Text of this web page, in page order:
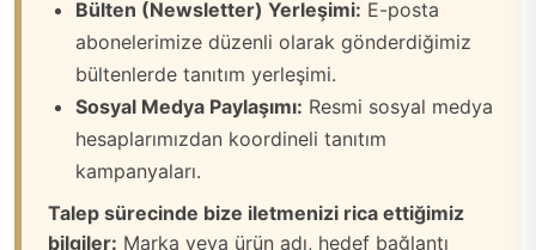
Bülten (Newsletter) Yerleşimi: E-posta
abonelerimize düzenli olarak gönderdiğimiz
bültenlerde tanıtım yerleşimi.
Sosyal Medya Paylaşımı: Resmi sosyal medya
hesaplarımızdan koordineli tanıtım
kampanyaları.
Talep sürecinde bize iletmenizi rica ettiğimiz
bilgiler: Marka veya ürün adı, hedef bağlantı